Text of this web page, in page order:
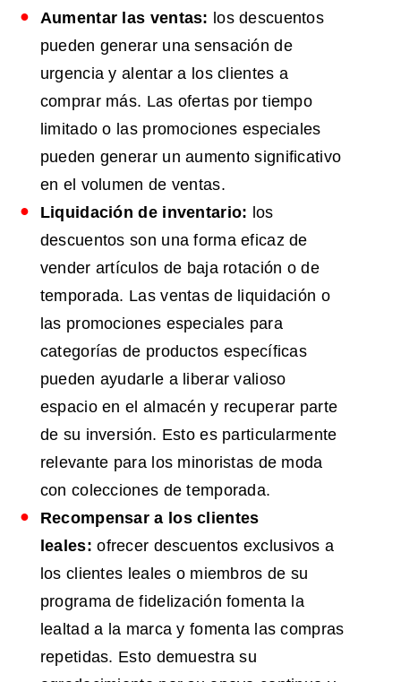
Aumentar las ventas: los descuentos
pueden generar una sensación de
urgencia y alentar a los clientes a
comprar más. Las ofertas por tiempo
limitado o las promociones especiales
pueden generar un aumento significativo
en el volumen de ventas.
Liquidación de inventario: los
descuentos son una forma eficaz de
vender artículos de baja rotación o de
temporada. Las ventas de liquidación o
las promociones especiales para
categorías de productos específicas
pueden ayudarle a liberar valioso
espacio en el almacén y recuperar parte
de su inversión. Esto es particularmente
relevante para los minoristas de moda
con colecciones de temporada.
Recompensar a los clientes
leales: ofrecer descuentos exclusivos a
los clientes leales o miembros de su
programa de fidelización fomenta la
lealtad a la marca y fomenta las compras
repetidas. Esto demuestra su